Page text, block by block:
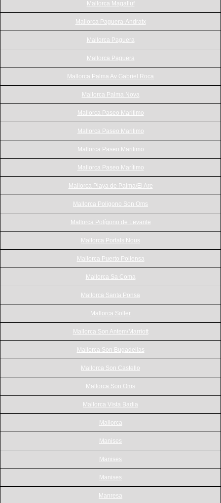
Mallorca Magalluf
Mallorca Paguera-Andratx
Mallorca Paguera
Mallorca Paguera
Mallorca Palma Av Gabriel Roca
Mallorca Palma Nova
Mallorca Paseo Maritimo
Mallorca Paseo Maritimo
Mallorca Paseo Maritimo
Mallorca Paseo Marítimo
Mallorca Playa de Palma/El Are
Mallorca Poligono Son Oms
Mallorca Polígono de Levante
Mallorca Portals Nous
Mallorca Puerto Pollensa
Mallorca Sa Coma
Mallorca Santa Ponsa
Mallorca Soller
Mallorca Son Antem/Marriott
Mallorca Son Bugadellas
Mallorca Son Castello
Mallorca Son Oms
Mallorca Vista Badia
Mallorca
Manises
Manises
Manises
Manresa